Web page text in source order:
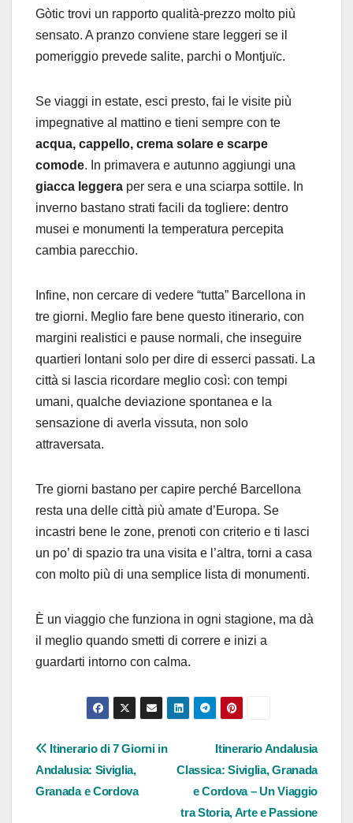
Gòtic trovi un rapporto qualità-prezzo molto più
sensato. A pranzo conviene stare leggeri se il
pomeriggio prevede salite, parchi o Montjuïc.
Se viaggi in estate, esci presto, fai le visite più
impegnative al mattino e tieni sempre con te
acqua, cappello, crema solare e scarpe
comode. In primavera e autunno aggiungi una
giacca leggera per sera e una sciarpa sottile. In
inverno bastano strati facili da togliere: dentro
musei e monumenti la temperatura percepita
cambia parecchio.
Infine, non cercare di vedere “tutta” Barcellona in
tre giorni. Meglio fare bene questo itinerario, con
margini realistici e pause normali, che inseguire
quartieri lontani solo per dire di esserci passati. La
città si lascia ricordare meglio così: con tempi
umani, qualche deviazione spontanea e la
sensazione di averla vissuta, non solo
attraversata.
Tre giorni bastano per capire perché Barcellona
resta una delle città più amate d’Europa. Se
incastri bene le zone, prenoti con criterio e ti lasci
un po’ di spazio tra una visita e l’altra, torni a casa
con molto più di una semplice lista di monumenti.
È un viaggio che funziona in ogni stagione, ma dà
il meglio quando smetti di correre e inizi a
guardarti intorno con calma.
Navigazione
articoli
Itinerario Andalusia
Classica: Siviglia, Granada
e Cordova – Un Viaggio
tra Storia, Arte e Passione
Itinerario di 7 Giorni in
Andalusia: Siviglia,
Granada e Cordova